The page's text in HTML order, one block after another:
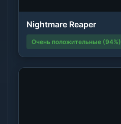
Nightmare Reaper
Очень положительные (94%)